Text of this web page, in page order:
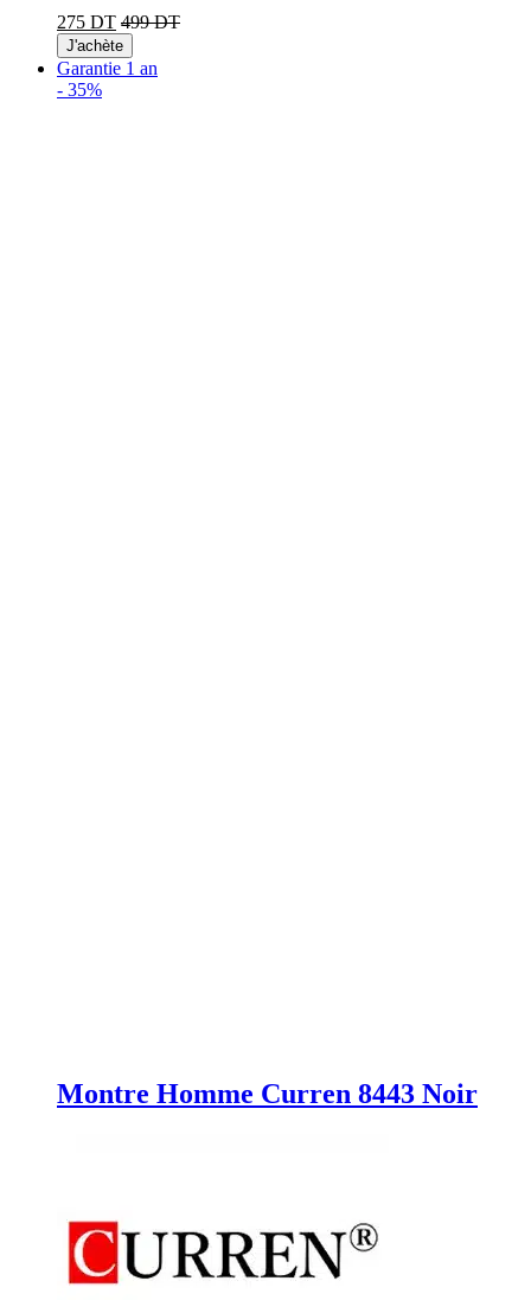
275 DT 499 DT
J'achète
Garantie 1 an
- 35%
Montre Homme Curren 8443 Noir